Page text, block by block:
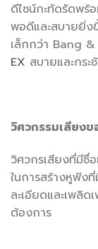
ดีไซน์กะทัดรัดพร้
พอดีและสบายยิ่ง
เล็กกว่า Bang
EX สบายและกร
วิศวกรรมเสียงข
วิศวกรเสียงที่มีชื่
ในการสร้างหูฟัง
ละเอียดและเพลิ
ต้องการ